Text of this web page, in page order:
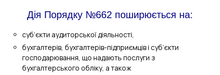
Дія Порядку №662 поширюється на:
суб’єкти аудиторської діяльності,
бухгалтерів, бухгалтерів-підприємців і суб’єкти
господарювання, що надають послуги з
бухгалтерського обліку, а також